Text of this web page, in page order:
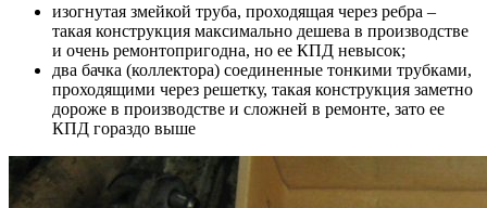
изогнутая змейкой труба, проходящая через ребра –
такая конструкция максимально дешева в производстве
и очень ремонтопригодна, но ее КПД невысок;
два бачка (коллектора) соединенные тонкими трубками,
проходящими через решетку, такая конструкция заметно
дороже в производстве и сложней в ремонте, зато ее
КПД гораздо выше